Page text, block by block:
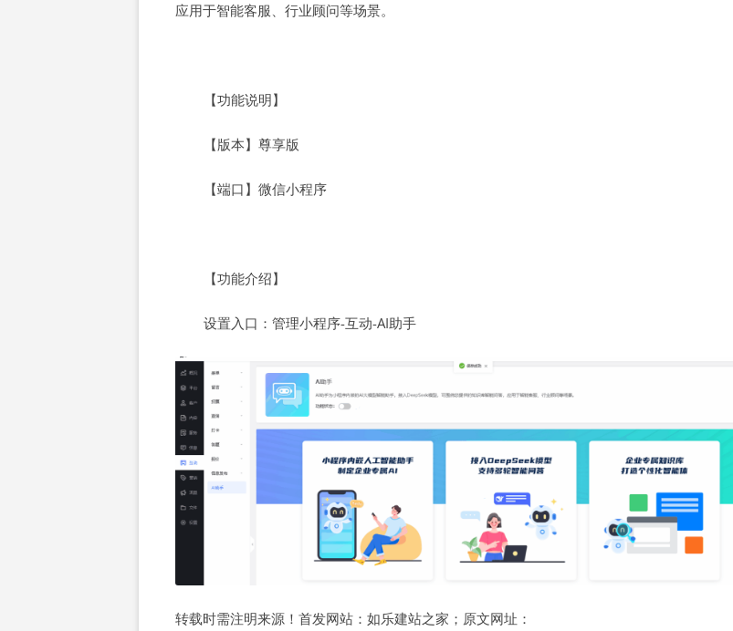
应用于智能客服、行业顾问等场景。
【功能说明】
【版本】尊享版
【端口】微信小程序
【功能介绍】
设置入口：管理小程序-互动-AI助手
转载时需注明来源！首发网站：如乐建站之家；原文网址：